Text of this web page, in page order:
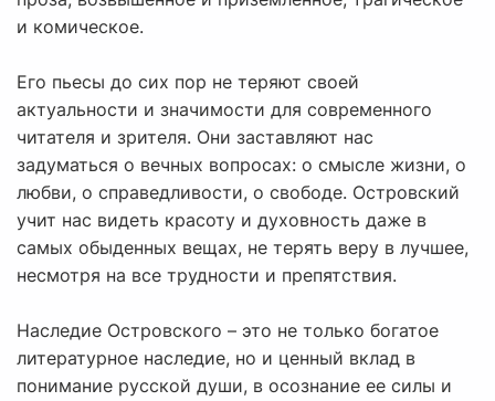
и комическое.
Его пьесы до сих пор не теряют своей
актуальности и значимости для современного
читателя и зрителя. Они заставляют нас
задуматься о вечных вопросах: о смысле жизни, о
любви, о справедливости, о свободе. Островский
учит нас видеть красоту и духовность даже в
самых обыденных вещах, не терять веру в лучшее,
несмотря на все трудности и препятствия.
Наследие Островского – это не только богатое
литературное наследие, но и ценный вклад в
понимание русской души, в осознание ее силы и